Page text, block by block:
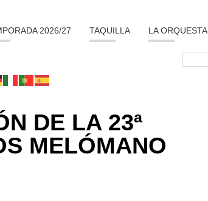
2026/27 TAQUILLA LA ORQUESTA
DE LA 23ª
MELÓMANO